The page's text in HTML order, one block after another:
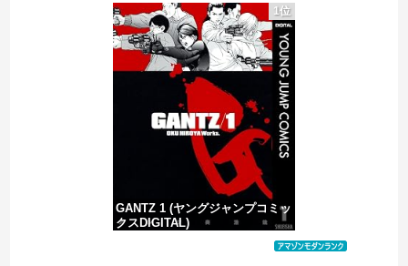
【今はやってない】審判への性接待疑惑…大韓サッカー協会が声明「現在は一切発生していない」
PTA会長「PTA参加拒否した親へ最終警告。こうなってもいい？」
中国の海水浴場の映像があまりにも・・・
1位
GANTZ 1 (ヤングジャンプコミッ
クスDIGITAL)
価格：¥100